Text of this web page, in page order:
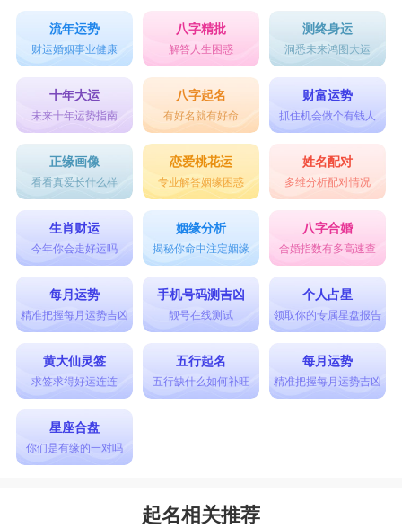
流年运势
财运婚姻事业健康
八字精批
解答人生困惑
测终身运
洞悉未来鸿图大运
十年大运
未来十年运势指南
八字起名
有好名就有好命
财富运势
抓住机会做个有钱人
正缘画像
看看真爱长什么样
恋爱桃花运
专业解答姻缘困惑
姓名配对
多维分析配对情况
生肖财运
今年你会走好运吗
姻缘分析
揭秘你命中注定姻缘
八字合婚
合婚指数有多高速查
每月运势
精准把握每月运势吉凶
手机号码测吉凶
靓号在线测试
个人占星
领取你的专属星盘报告
黄大仙灵签
求签求得好运连连
五行起名
五行缺什么如何补旺
每月运势
精准把握每月运势吉凶
星座合盘
你们是有缘的一对吗
起名相关推荐